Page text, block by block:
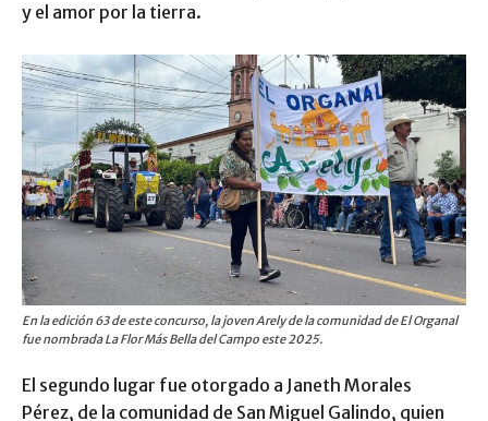
y el amor por la tierra.
En la edición 63 de este concurso, la joven Arely de la comunidad de El Organal
fue nombrada La Flor Más Bella del Campo este 2025.
El segundo lugar fue otorgado a Janeth Morales
Pérez, de la comunidad de San Miguel Galindo, quien